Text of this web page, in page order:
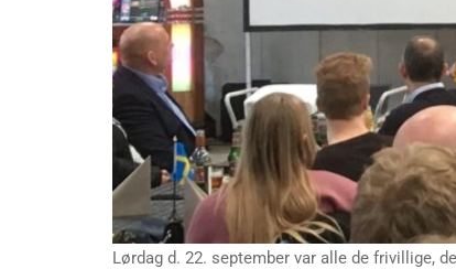
Lørdag d. 22. september var alle de frivillige,